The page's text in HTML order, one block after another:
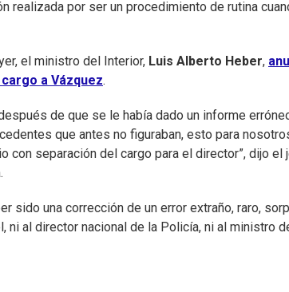
realizada por ser un procedimiento de rutina
el ministro del Interior, Luis Alberto Heber,
a Vázquez.
de que se le había dado un informe
que antes no figuraban, esto para
con separación del cargo para el director”, dijo el
sido una corrección de un error extraño, raro,
ni al director nacional de la Policía, ni al ministro